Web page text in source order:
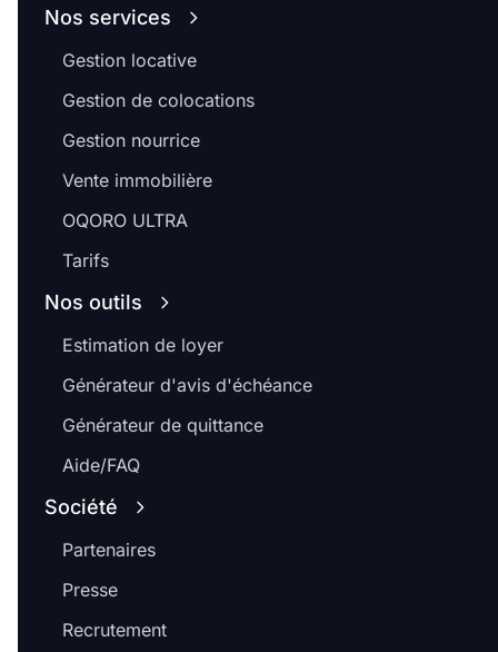
Nos services
Gestion locative
Gestion de colocations
Gestion nourrice
Vente immobilière
OQORO ULTRA
Tarifs
Nos outils
Estimation de loyer
Générateur d'avis d'échéance
Générateur de quittance
Aide/FAQ
Société
Partenaires
Presse
Recrutement